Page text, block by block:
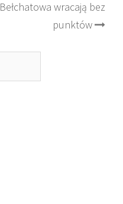
Bełchatowa wracają bez
punktów